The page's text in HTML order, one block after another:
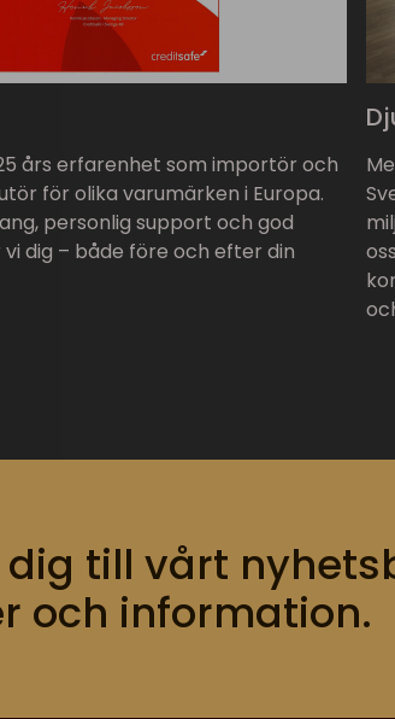
års erfarenhet som importör och
för olika varumärken i Europa.
personlig support och god
dig – både före och efter din
till vårt
och information.